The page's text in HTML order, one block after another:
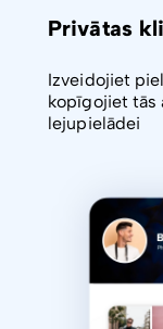
Privātas
Izveidojiet
kopīgojiet tās
lejupielādei